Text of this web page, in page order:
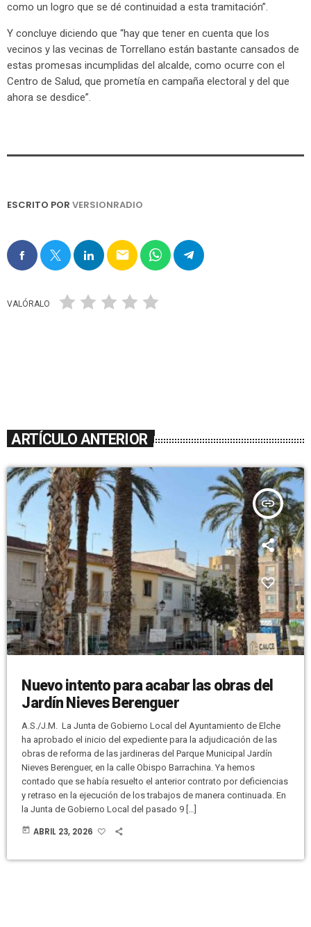
como un logro que se dé continuidad a esta tramitación”.
Y concluye diciendo que “hay que tener en cuenta que los
vecinos y las vecinas de Torrellano están bastante cansados de
estas promesas incumplidas del alcalde, como ocurre con el
Centro de Salud, que prometía en campaña electoral y del que
ahora se desdice”.
ESCRITO POR VERSIONRADIO
email
VALÓRALO
ARTÍCULO ANTERIOR
insert_link
Nuevo intento para acabar las obras del
Jardín Nieves Berenguer
A.S./J.M. La Junta de Gobierno Local del Ayuntamiento de Elche
ha aprobado el inicio del expediente para la adjudicación de las
obras de reforma de las jardineras del Parque Municipal Jardín
Nieves Berenguer, en la calle Obispo Barrachina. Ya hemos
contado que se había resuelto el anterior contrato por deficiencias
y retraso en la ejecución de los trabajos de manera continuada. En
la Junta de Gobierno Local del pasado 9 […]
today ABRIL 23, 2026